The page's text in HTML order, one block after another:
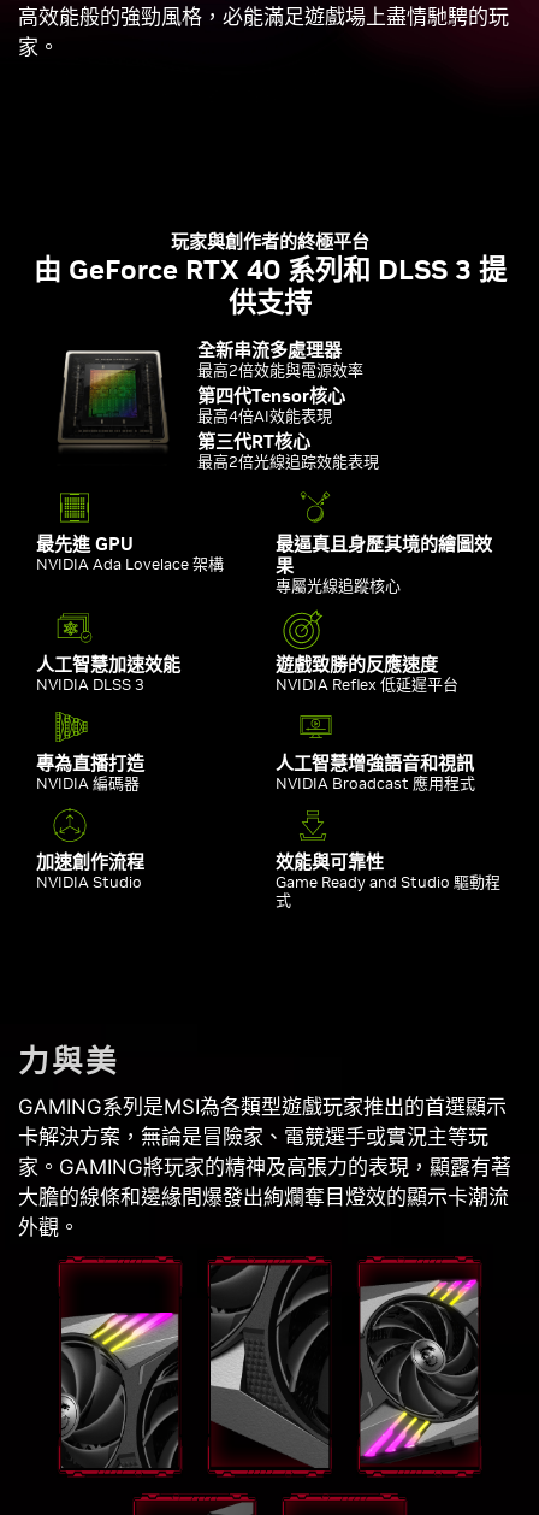
高效能般的強勁風格，必能滿足遊戲場上盡情馳騁的玩
家。
玩家與創作者的終極平台
由 GeForce RTX 40 系列和 DLSS 3 提
供支持
全新串流多處理器
最高2倍效能與電源效率
第四代Tensor核心
最高4倍AI效能表現
第三代RT核心
最高2倍光線追踪效能表現
最先進 GPU
NVIDIA Ada Lovelace 架構
最逼真且身歷其境的繪圖效
果
專屬光線追蹤核心
人工智慧加速效能
NVIDIA DLSS 3
遊戲致勝的反應速度
NVIDIA Reflex 低延遲平台
專為直播打造
NVIDIA 編碼器
人工智慧增強語音和視訊
NVIDIA Broadcast 應用程式
加速創作流程
NVIDIA Studio
效能與可靠性
Game Ready and Studio 驅動程
式
力與美
GAMING系列是MSI為各類型遊戲玩家推出的首選顯示
卡解決方案，無論是冒險家、電競選手或實況主等玩
家。GAMING將玩家的精神及高張力的表現，顯露有著
大膽的線條和邊緣間爆發出絢爛奪目燈效的顯示卡潮流
外觀。